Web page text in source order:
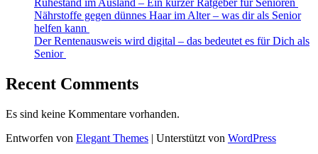
Ruhestand im Ausland – Ein kurzer Ratgeber für Senioren
Nährstoffe gegen dünnes Haar im Alter – was dir als Senior
helfen kann
Der Rentenausweis wird digital – das bedeutet es für Dich als
Senior
Recent Comments
Es sind keine Kommentare vorhanden.
Entworfen von Elegant Themes | Unterstützt von WordPress